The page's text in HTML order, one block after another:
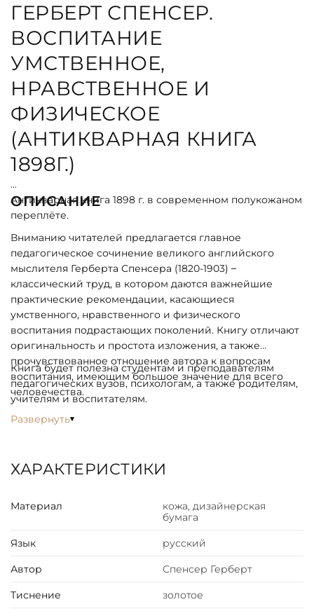
ГЕРБЕРТ СПЕНСЕР.
ВОСПИТАНИЕ
УМСТВЕННОЕ,
НРАВСТВЕННОЕ И
ФИЗИЧЕСКОЕ
(АНТИКВАРНАЯ КНИГА
1898Г.)
ОПИСАНИЕ
Антикварная книга 1898 г. в современном полукожаном
переплёте.
Вниманию читателей предлагается главное
педагогическое сочинение великого английского
мыслителя Герберта Спенсера (1820-1903) –
классический труд, в котором даются важнейшие
практические рекомендации, касающиеся
умственного, нравственного и физического
воспитания подрастающих поколений. Книгу отличают
оригинальность и простота изложения, а также
прочувствованное отношение автора к вопросам
воспитания, имеющим большое значение для всего
человечества.
Книга будет полезна студентам и преподавателям
педагогических вузов, психологам, а также родителям,
учителям и воспитателям.
Развернуть
ХАРАКТЕРИСТИКИ
Материал
кожа, дизайнерская
бумага
Язык русский
Автор Спенсер Герберт
Тиснение золотое